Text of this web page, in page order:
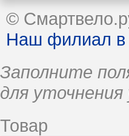
©
Наш филиал
Заполните
для
Товар